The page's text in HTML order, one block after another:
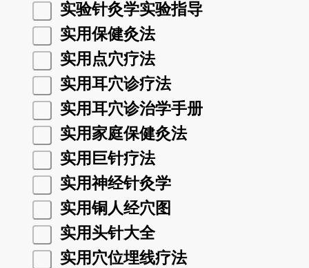
实验针灸学实验指导
实用保健灸法
实用点穴疗法
实用耳穴诊疗法
实用耳穴诊治学手册
实用家庭保健灸法
实用巨针疗法
实用神经针灸学
实用铜人经穴图
实用头针大全
实用穴位埋线疗法